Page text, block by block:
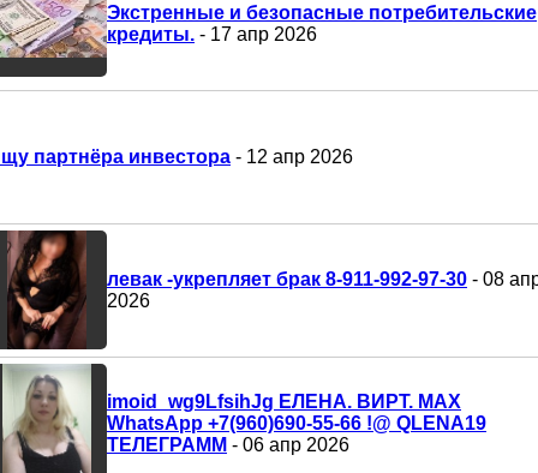
Экстренные и безопасные потребительские
кредиты. - 17 апр 2026
партнёра инвестора - 12 апр 2026
левак -укрепляет брак 8-911-992-97-30 - 08
2026
imoid_wg9LfsihJg ЕЛЕНА. ВИРТ. MAX
WhatsApp +7(960)690-55-66 !@ QLENA19
ТЕЛЕГРАММ - 06 апр 2026